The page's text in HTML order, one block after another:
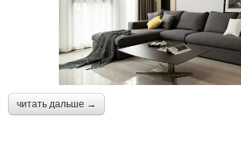
читать дальше →